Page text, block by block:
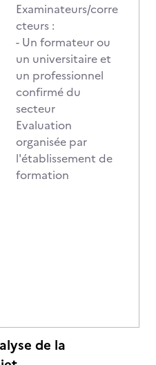
Examinateurs/corre
cteurs :
- Un formateur ou
un universitaire et
un professionnel
confirmé du
secteur
Evaluation
organisée par
l'établissement de
formation
de la